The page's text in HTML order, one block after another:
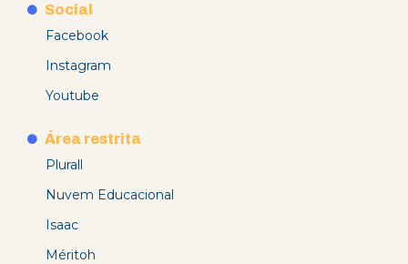
Social
Facebook
Instagram
Youtube
Área restrita
Plurall
Nuvem Educacional
Isaac
Méritoh